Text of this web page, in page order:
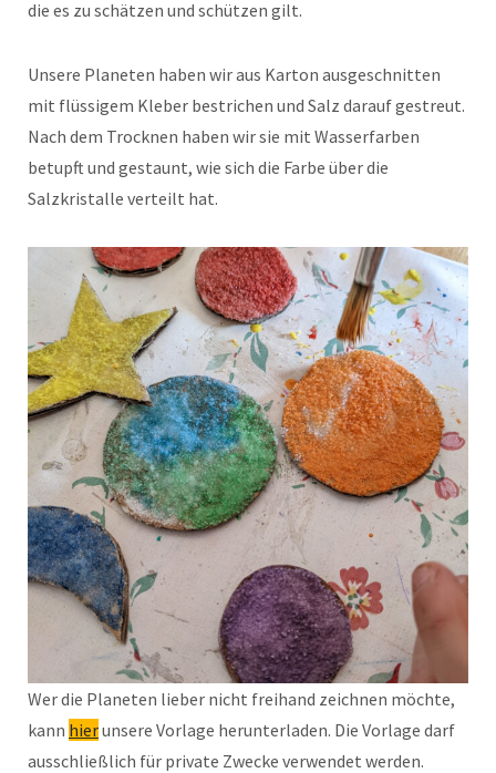
die es zu schätzen und schützen gilt.
Unsere Planeten haben wir aus Karton ausgeschnitten
mit flüssigem Kleber bestrichen und Salz darauf gestreut.
Nach dem Trocknen haben wir sie mit Wasserfarben
betupft und gestaunt, wie sich die Farbe über die
Salzkristalle verteilt hat.
Wer die Planeten lieber nicht freihand zeichnen möchte,
kann hierunsere Vorlage herunterladen. Die Vorlage darf
ausschließlich für private Zwecke verwendet werden.